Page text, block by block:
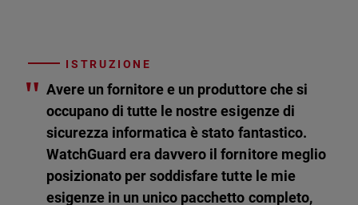
ISTRUZIONE
" Avere un fornitore e un produttore che si
occupano di tutte le nostre esigenze di
sicurezza informatica è stato fantastico.
WatchGuard era davvero il fornitore meglio
posizionato per soddisfare tutte le mie
esigenze in un unico pacchetto completo,